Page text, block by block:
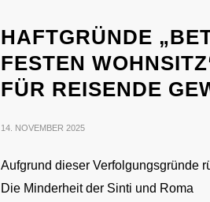
HAFTGRÜNDE
FESTEN
FÜR REISENDE
14. NOVEMBER 2025
Aufgrund dieser Verfolgungsgründe
Die Minderheit der Sinti und Roma